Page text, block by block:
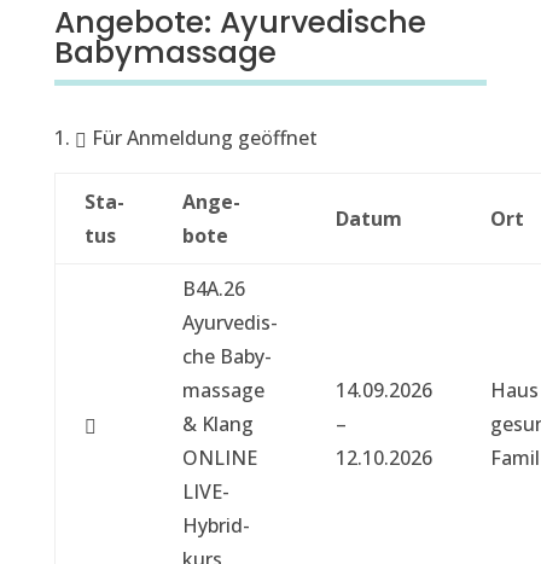
Angebote: Ayurvedische
Babymassage
Für Anmel­dung geöffnet
Sta­
tus
Ange­
bote
Datum Ort
B4A.26
Ayurvedis­
che Baby­
mas­sage
& Klang
ONLINE
LIVE-
Hybrid­
14.09.2026
–
12.10.2026